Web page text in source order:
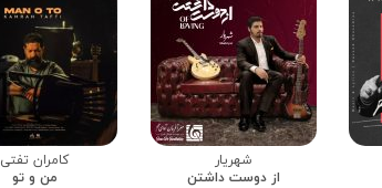
شهریار
از دوست داشتن
کامران تفتی
من و تو